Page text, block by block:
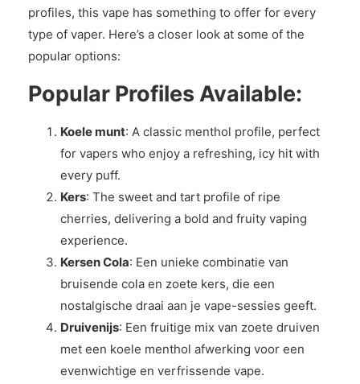
profiles, this vape has something to offer for every
type of vaper. Here’s a closer look at some of the
popular options:
Popular Profiles Available:
Koele munt: A classic menthol profile, perfect
for vapers who enjoy a refreshing, icy hit with
every puff.
Kers: The sweet and tart profile of ripe
cherries, delivering a bold and fruity vaping
experience.
Kersen Cola: Een unieke combinatie van
bruisende cola en zoete kers, die een
nostalgische draai aan je vape-sessies geeft.
Druivenijs: Een fruitige mix van zoete druiven
met een koele menthol afwerking voor een
evenwichtige en verfrissende vape.